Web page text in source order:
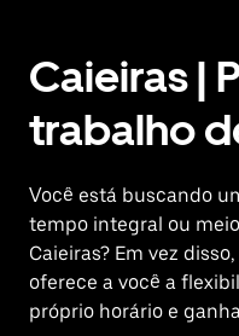
Caieiras |
trabalho
Você está buscando
tempo integral ou
Caieiras? Em vez
oferece a você a
próprio horário e